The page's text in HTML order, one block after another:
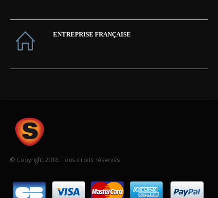
ENTREPRISE FRANÇAISE
© Copyright 2018. Tous droits réservés.